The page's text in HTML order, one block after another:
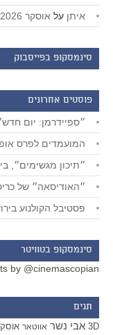
איתן על אוסקר 2026: כל הזוכים
סינמסקופ בפייסבוק
פוסטים אחרונים
״ספיידרמן: יום
המועמדים לפרס אופיר 2026: ״עצמאות״
״תיכון מגשימים״,
״האודיסאה״ של
פסטיבל הקולנוע בירושלים 2026: שמונה או
סינמסקופ בטוויטר
by @cinemascopian
תגים
3D אבי נשר אווטאר אוסקר